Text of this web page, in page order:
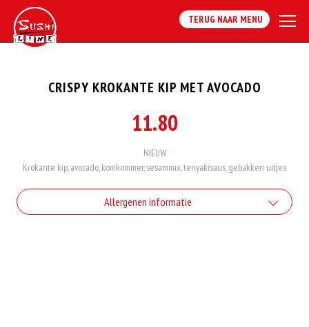
TERUG NAAR MENU
CRISPY KROKANTE KIP MET AVOCADO
11.80
NIEUW
Krokante kip, avocado, komkommer, sesammix, teriyakisaus, gebakken uitjes
Allergenen informatie